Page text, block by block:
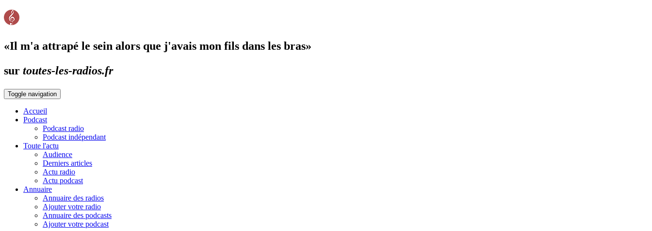
«Il m'a attrapé le sein alors que j'avais mon fils dans les bras»
sur toutes-les-radios.fr
Toggle navigation
Accueil
Podcast
Podcast radio
Podcast indépendant
Toute l'actu
Audience
Derniers articles
Actu radio
Actu podcast
Annuaire
Annuaire des radios
Ajouter votre radio
Annuaire des podcasts
Ajouter votre podcast